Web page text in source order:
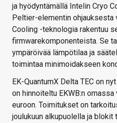
ja hyödyntämällä Intelin Cryo
Peltier-elementin ohjauksesta
Cooling -teknologia rakentuu
firmwarekomponenteista. Se
ympäröivää lämpötilaa ja
toimintaa minimoidakseen
EK-QuantumX Delta TEC on
on hinnoiteltu EKWB:n
euroon. Toimitukset on
joulukuun alkupuolella ja blokit